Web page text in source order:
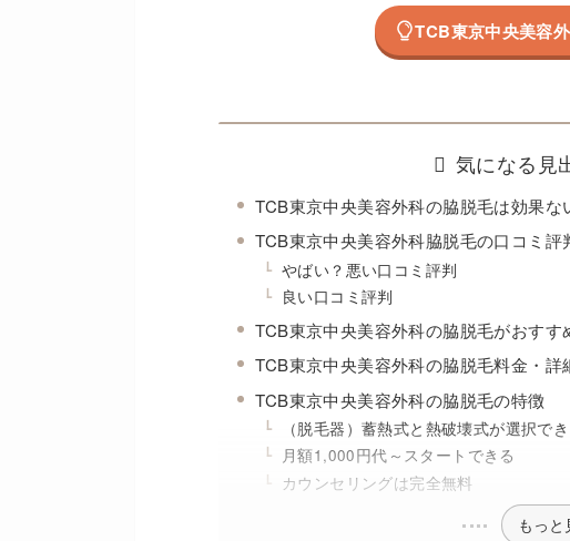
TCB東京中央美容
気になる見
TCB東京中央美容外科の脇脱毛は効果な
TCB東京中央美容外科脇脱毛の口コミ評
やばい？悪い口コミ評判
良い口コミ評判
TCB東京中央美容外科の脇脱毛がおすす
TCB東京中央美容外科の脇脱毛料金・詳
TCB東京中央美容外科の脇脱毛の特徴
（脱毛器）蓄熱式と熱破壊式が選択で
月額1,000円代～スタートできる
カウンセリングは完全無料
もっと